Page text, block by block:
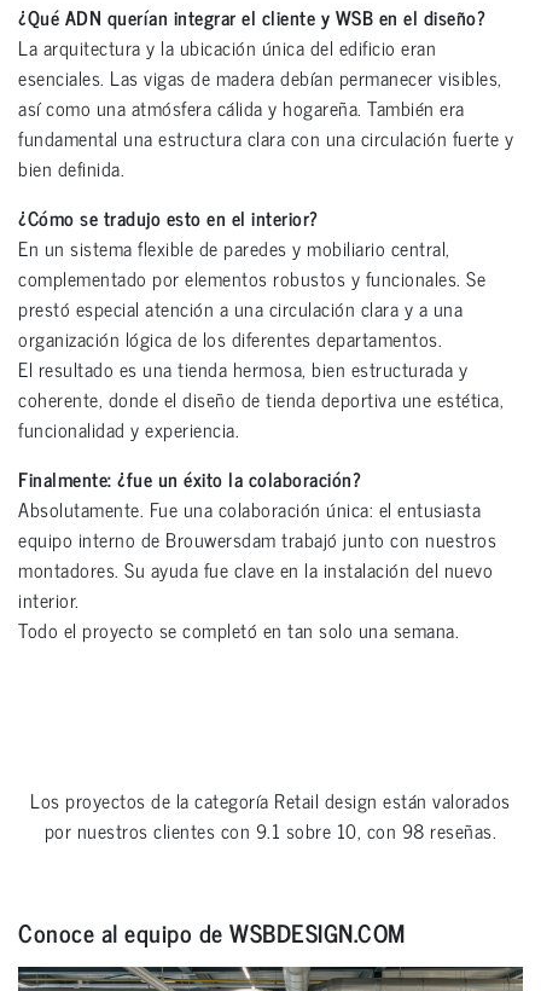
¿Qué ADN querían integrar el cliente y WSB en el diseño?
La arquitectura y la ubicación única del edificio eran
esenciales. Las vigas de madera debían permanecer visibles,
así como una atmósfera cálida y hogareña. También era
fundamental una estructura clara con una circulación fuerte y
bien definida.
¿Cómo se tradujo esto en el interior?
En un sistema flexible de paredes y mobiliario central,
complementado por elementos robustos y funcionales. Se
prestó especial atención a una circulación clara y a una
organización lógica de los diferentes departamentos.
El resultado es una tienda hermosa, bien estructurada y
coherente, donde el diseño de tienda deportiva une estética,
funcionalidad y experiencia.
Finalmente: ¿fue un éxito la colaboración?
Absolutamente. Fue una colaboración única: el entusiasta
equipo interno de Brouwersdam trabajó junto con nuestros
montadores. Su ayuda fue clave en la instalación del nuevo
interior.
Todo el proyecto se completó en tan solo una semana.
Los proyectos de la categoría Retail design están valorados
por nuestros clientes con 9.1 sobre 10, con 98 reseñas.
Conoce al equipo de WSBDESIGN.COM